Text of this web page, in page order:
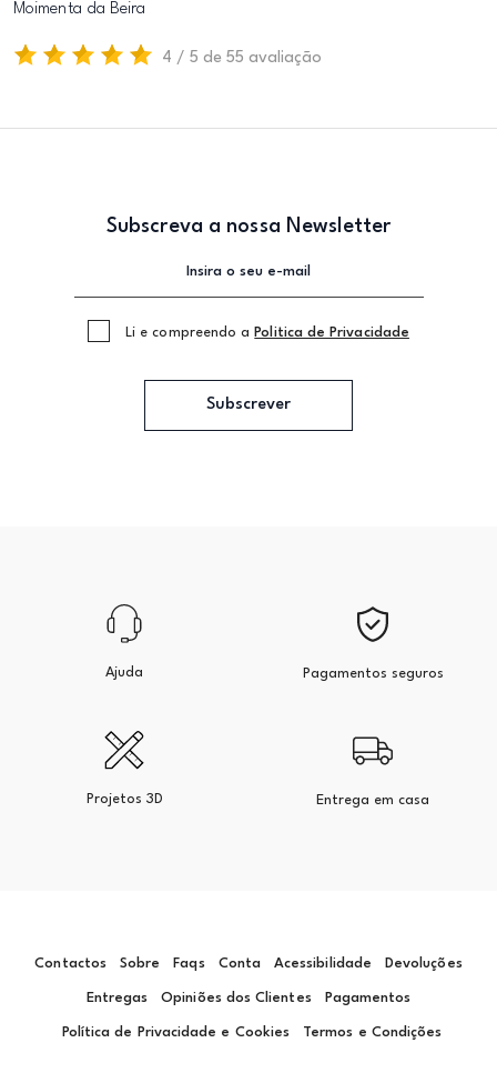
Moimenta da Beira
4 / 5 de 55 avaliação
Subscreva a nossa Newsletter
Li e compreendo a Politica de Privacidade
Subscrever
Ajuda Pagamentos seguros
Projetos 3D Entrega em casa
Contactos Sobre Faqs Conta Acessibilidade Devoluções
Entregas Opiniões dos Clientes Pagamentos
Política de Privacidade e Cookies Termos e Condições